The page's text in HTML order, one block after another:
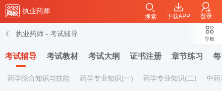
执业药师
下载APP 登录
搜索
执业药师 - 考试辅导
考试辅导 考试教材 考试大纲 证书注册 章节练习
导航
药学综合知识与技能 药学专业知识(一) 药学专业知识(二) 中